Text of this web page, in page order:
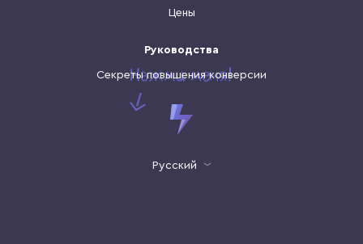
Русский
Цены
Руководства
Секреты повышения конверсии